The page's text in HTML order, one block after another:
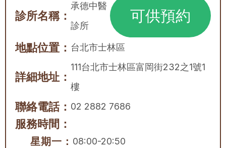
診所名稱：
承德中醫
診所
可供預約
地點位置： 台北市士林區
詳細地址：
111台北市士林區富岡街232之1號1
樓
聯絡電話： 02 2882 7686
服務時間：
星期一： 08:00-20:50